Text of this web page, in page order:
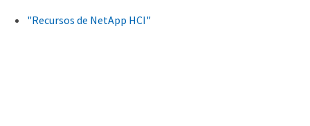
"Recursos de NetApp HCI"